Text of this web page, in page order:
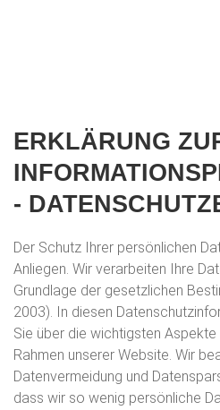
ERKLÄRUNG
-
Der Schutz Ihrer persönlichen
Anliegen. Wir verarbeiten Ihre
Grundlage der gesetzlichen
2003). In diesen
Sie über die wichtigsten
Rahmen unserer Website. Wir
Datenvermeidung und
dass wir so wenig persönliche